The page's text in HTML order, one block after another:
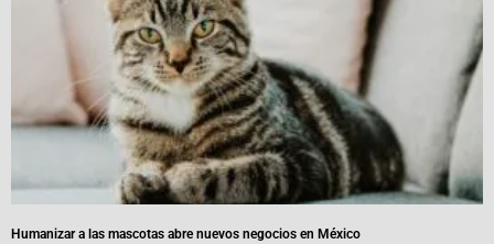
Humanizar a las mascotas abre nuevos negocios en México